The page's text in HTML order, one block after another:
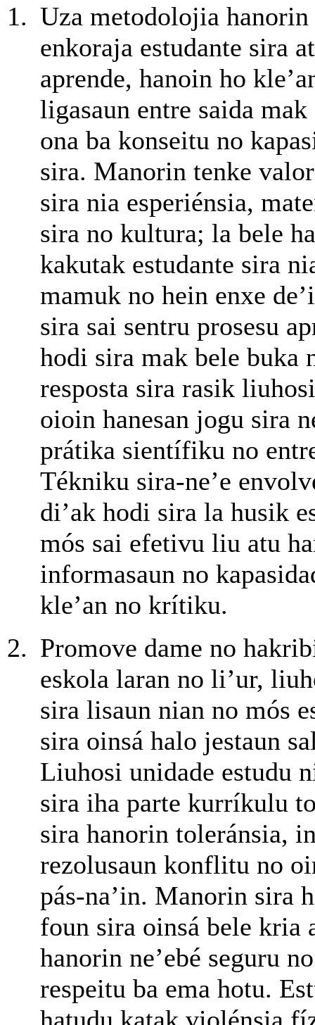
Uza metodolojia hanorin
enkoraja estudante sira
aprende, hanoin ho
ligasaun entre saida mak
ona ba konseitu no
sira. Manorin tenke
sira nia esperiénsia,
sira no kultura; la bele
kakutak estudante sira
mamuk no hein enxe
sira sai sentru prosesu
hodi sira mak bele buka
resposta sira rasik
oioin hanesan jogu sira
prátika sientífiku no
Tékniku sira-ne’e
di’ak hodi sira la husik
mós sai efetivu liu atu
informasaun no
kle’an no krítiku.
Promove dame no
eskola laran no li’ur,
sira lisaun nian no mós
sira oinsá halo jestaun
Liuhosi unidade estudu
sira iha parte kurríkulu
sira hanorin toleránsia,
rezolusaun konflitu no
pás-na’in. Manorin sira
foun sira oinsá bele kria
hanorin ne’ebé seguru
respeitu ba ema hotu.